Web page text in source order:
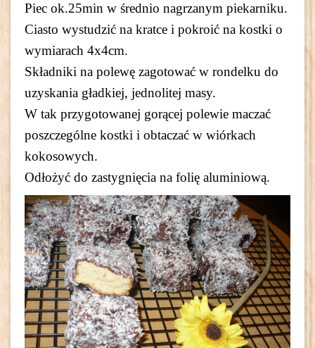
Piec ok.25min w średnio nagrzanym piekarniku.
Ciasto wystudzić na kratce i pokroić na kostki o
wymiarach 4x4cm.
Składniki na polewę zagotować w rondelku do
uzyskania gładkiej, jednolitej masy.
W tak przygotowanej gorącej polewie maczać
poszczególne kostki i obtaczać w wiórkach
kokosowych.
Odłożyć do zastygnięcia na folię aluminiową.